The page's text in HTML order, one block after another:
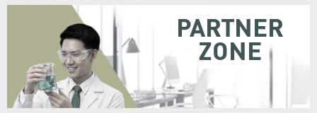
PARTNER
ZONE